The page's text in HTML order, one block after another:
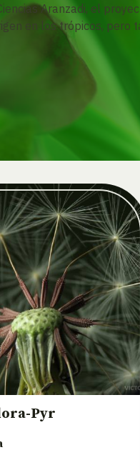
Aranzadi, el
en los trópicos, pero
Pyr